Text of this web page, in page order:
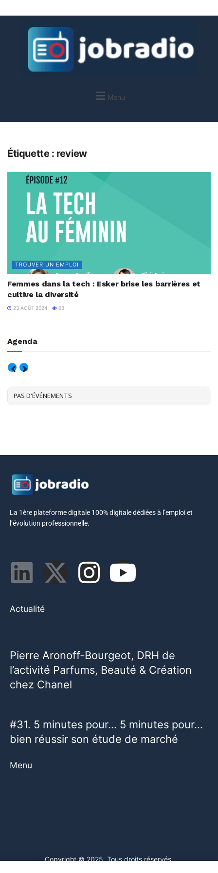
Menu
Étiquette : review
TROUVER UN EMPLOI
Femmes dans la tech : Esker brise les barrières et
cultive la diversité
23 AOÛT 2024 93
Agenda
PAS D'ÉVÉNEMENTS
La 1ère plateforme digitale 100% digitale dédiées à l’emploi et
l’évolution professionnelle.
Actualité
Pierre Aronoff-Bourgeot, DRH de
l’activité Parfums, Beauté & Création
chez Chanel
#31. 5 minutes pour… 5 minutes pour…
bien réussir son étude de marché
Menu
Copyright © 2025. Tous droits réservés.